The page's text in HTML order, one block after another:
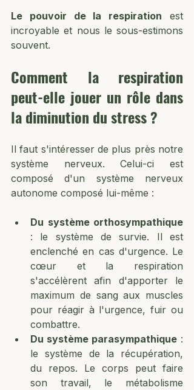
Le pouvoir de la respiration est
incroyable et nous le sous-estimons
souvent.
Comment la respiration
peut-elle jouer un rôle dans
la diminution du stress ?
Il faut s'intéresser de plus près notre
système nerveux. Celui-ci est
composé d'un système nerveux
autonome composé lui-même :
: le système de survie. Il est
enclenché en cas d'urgence. Le
cœur et la respiration
s'accélèrent afin d'apporter le
maximum de sang aux muscles
pour réagir à l'urgence, fuir ou
combattre.
Du système parasympathique :
le système de la récupération,
du repos. Le corps peut faire
son travail, le métabolisme